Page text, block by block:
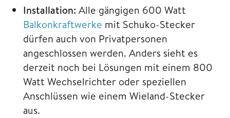
Installation: Alle gängigen 600 Watt
Balkonkraftwerke mit Schuko-Stecker
dürfen auch von Privatpersonen
angeschlossen werden. Anders sieht es
derzeit noch bei Lösungen mit einem 800
Watt Wechselrichter oder speziellen
Anschlüssen wie einem Wieland-Stecker
aus.